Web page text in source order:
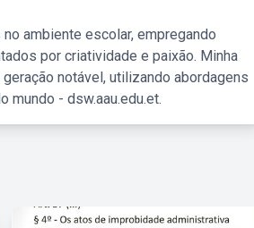
ambiente escolar, empregando
por criatividade e paixão. Minha
notável, utilizando abordagens
- dsw.aau.edu.et.